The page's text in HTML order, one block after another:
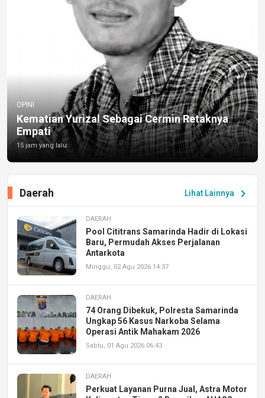
OPINI
Kematian Yurizal Sebagai Cermin Retaknya
Empati
15 jam yang lalu
Lihat Lainnya chevron_right
Daerah
DAERAH
Pool Cititrans Samarinda Hadir di Lokasi
Baru, Permudah Akses Perjalanan
Antarkota
Minggu, 02 Agu 2026 14:37
DAERAH
74 Orang Dibekuk, Polresta Samarinda
Ungkap 56 Kasus Narkoba Selama
Operasi Antik Mahakam 2026
Sabtu, 01 Agu 2026 06:43
DAERAH
Perkuat Layanan Purna Jual, Astra Motor